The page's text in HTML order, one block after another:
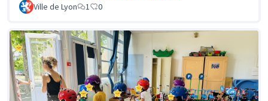
Ville de Lyon 1 0